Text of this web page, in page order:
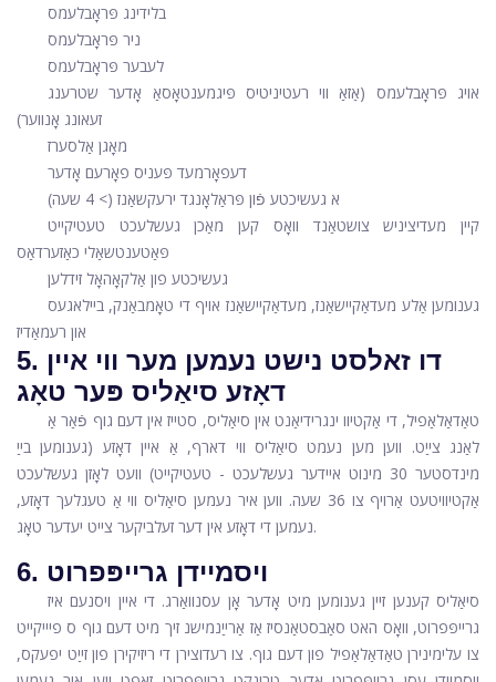
בלידינג פּראָבלעמס
ניר פּראָבלעמס
לעבער פּראָבלעמס
אויג פּראָבלעמס (אַזאַ ווי רעטיניטיס פּיגמענטאָסאַ אָדער שטרענג
זעאונג אָנווער)
מאָגן אַלסערז
דעפאָרמעד פּעניס פאָרעם אָדער
א געשיכטע פֿון פּראַלאָנגד ירעקשאַנז (> 4 שעה)
קיין מעדיציניש צושטאַנד וואָס קען מאַכן געשלעכט טעטיקייט
פּאַטענטשאַלי כאַזערדאַס
געשיכטע פון ​​אַלקאָהאָל זידלען
גענומען אַלע מעדאַקיישאַנז, מעדאַקיישאַנז אויף די טאָמבאַנק, ביילאגעס
און רעמאַדיז
5. דו זאלסט נישט נעמען מער ווי איין
דאָזע סיאַליס פּער טאָג
טאַדאַלאַפיל, די אַקטיוו ינגרידיאַנט אין סיאַליס, סטייז אין דעם גוף פֿאַר אַ
לאַנג צייַט. ווען מען נעמט סיאַליס ווי דארף, אַ איין דאָזע (גענומען בייַ
מינדסטער 30 מינוט איידער געשלעכט - טעטיקייט) וועט לאָזן געשלעכט
אַקטיוויטעט אַרויף צו 36 שעה. ווען איר נעמען סיאַליס ווי אַ טעגלעך דאָזע,
נעמען די דאָזע אין דער זעלביקער צייט יעדער טאָג.
6. ויסמיידן גרייפּפרוט
סיאַליס קענען זיין גענומען מיט אָדער אָן עסנוואַרג. די איין ויסנעם איז
גרייפּפרוט, וואָס האט סאַבסטאַנסיז אַז אַרייַנמישנ זיך מיט דעם גוף ס פיייקייט
צו עלימינירן טאַדאַלאַפיל פון דעם גוף. צו רעדוצירן די ריזיקירן פון זייַט יפעקס,